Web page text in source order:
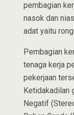
pembagian
nasok dan
adat yaitu
Pembagian
tenaga kerja
pekerjaan
Ketidakadilan
Negatif